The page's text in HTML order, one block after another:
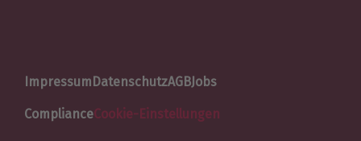
Impressum DatenschutzAGBJobs
ComplianceCookie-Einstellungen